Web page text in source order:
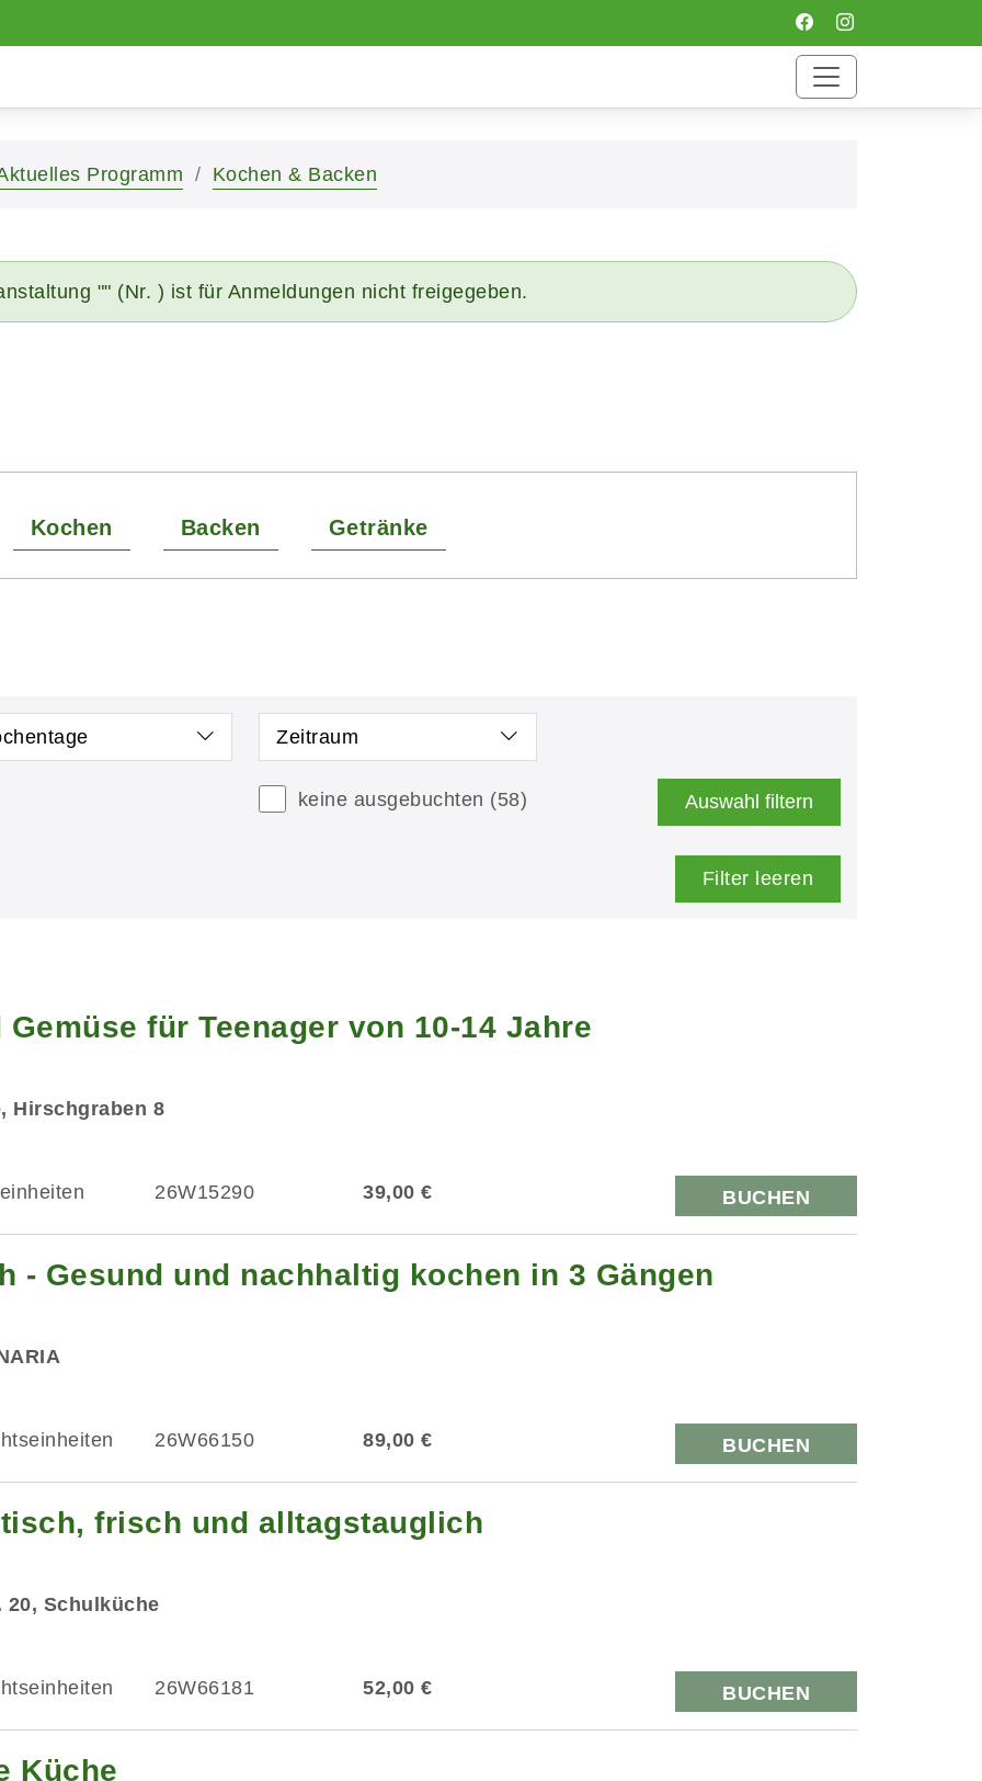
Programm Kochen & Backen
"" (Nr. ) ist für Anmeldungen nicht freigegeben.
Kochen Backen Getränke
Zeitraum
keine ausgebuchten (58) Auswahl filtern
Filter leeren
für Teenager von 10-14 Jahre
Hirschgraben 8
26W15290 39,00 € BUCHEN
- Gesund und nachhaltig kochen in 3 Gängen
26W66150 89,00 € BUCHEN
frisch und alltagstauglich
Schulküche
26W66181 52,00 € BUCHEN
Küche